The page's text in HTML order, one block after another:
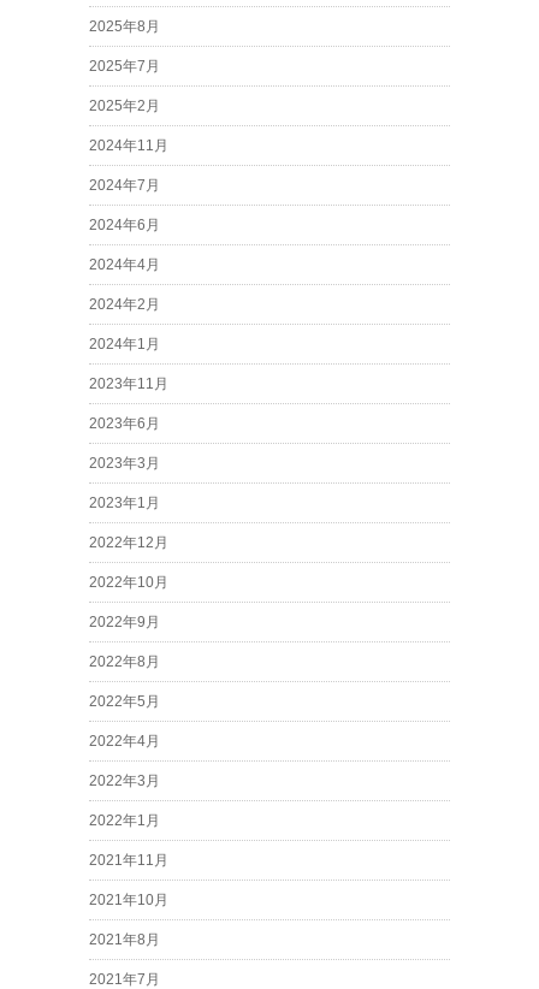
2025年8月
2025年7月
2025年2月
2024年11月
2024年7月
2024年6月
2024年4月
2024年2月
2024年1月
2023年11月
2023年6月
2023年3月
2023年1月
2022年12月
2022年10月
2022年9月
2022年8月
2022年5月
2022年4月
2022年3月
2022年1月
2021年11月
2021年10月
2021年8月
2021年7月